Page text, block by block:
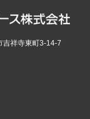
吉祥寺東町3-14-7